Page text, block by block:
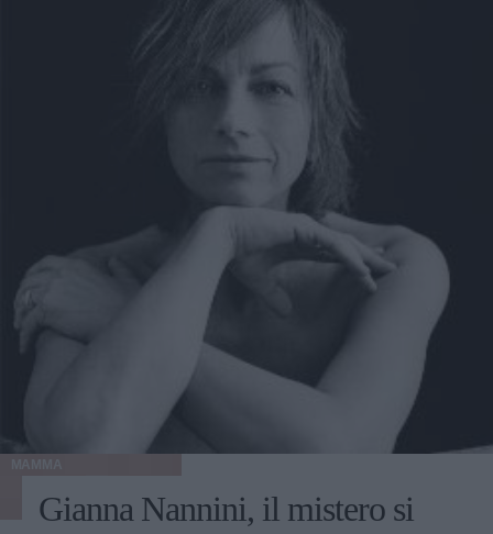
scena del film "Basic Instinct" in cui Sharon Stone
accavallava le gambe con sensualità. Ma il momento clou
della serata è stato quando la Pellegrini ha rivelato il suo
sogno proibito: fare sesso con i tacchi a spillo negli
e presente in studio, sarà ben contento di soddisfare questa
richiesta. Intanto la nuotatrice ha anche raccontato di
essere molto gelosa del compagno, che spesso tiene
d'occhio leggendo anche gli SMS sul suo cellulare. E
anche Marin farebbe bene a non perdere di vista la bionda
ventiduenne, che a quanto svela è molto corteggiata, tanto
da aver ricevuto 400 rose dopo aver vinto i 400 metri. Per
quanto riguarda il suo futuro, le nozze verranno solo dopo
i campionati olimpici, a meno che qualche gradevole
imprevisto non scombini questo programma. Credo in Dio
e nel matrimonio ma dopo le Olimpiadi, se dovesse venire
un figlio, rinuncerei al nuoto.
Gianna Nannini, il mistero si